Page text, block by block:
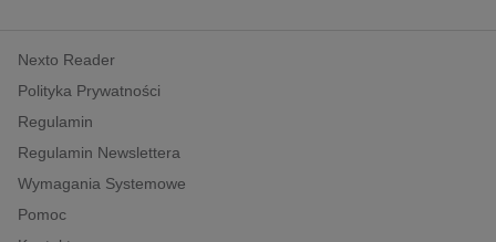
Nexto Reader
Polityka Prywatności
Regulamin
Regulamin Newslettera
Wymagania Systemowe
Pomoc